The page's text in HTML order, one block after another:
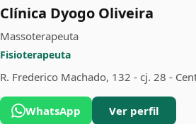
Clínica Dyogo Oliveira
Massoterapeuta
Fisioterapeuta
R. Frederico Machado, 132 - cj. 28 -
WhatsApp Ver perfil